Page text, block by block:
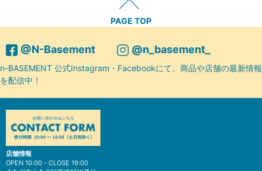
PAGE TOP
@N-Basement @n_basement_
n-BASEMENT 公式Instagram・Facebookにて、商品や店舗の最新情報
を配信中！
店舗情報
OPEN 10:00 - CLOSE 19:00